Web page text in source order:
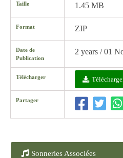
Taille 1.45 MB
Format ZIP
Date de
Publication
2 years / 01
Télécharger
Partager
Sonneries Associées